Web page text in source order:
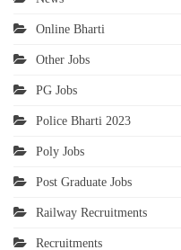
Online Bharti
Other Jobs
PG Jobs
Police Bharti 2023
Poly Jobs
Post Graduate Jobs
Railway Recruitments
Recruitments